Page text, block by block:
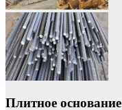
Плитное основание